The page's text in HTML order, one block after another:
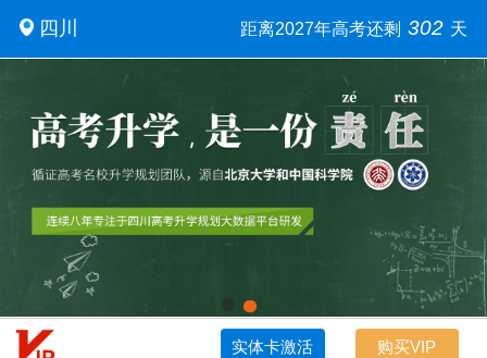
四川 距离2027年高考还剩 302 天
实体卡激活 购买VIP